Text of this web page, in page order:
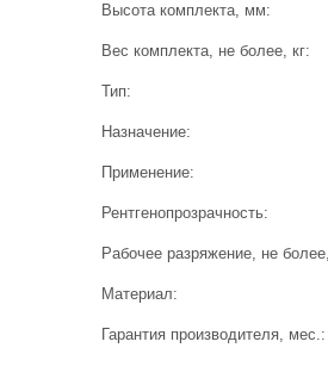
Высота комплекта, мм:
Вес комплекта, не более, кг:
Тип:
Назначение:
Применение:
Рентгенопрозрачность:
Рабочее разряжение, не
Материал:
Гарантия производителя, мес.: